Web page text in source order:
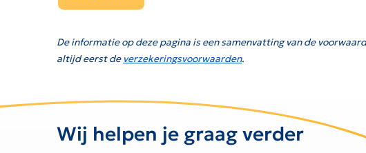
De informatie op deze pagina is een samenvatting van de
altijd eerst de verzekeringsvoorwaarden.
Wij helpen je graag verder